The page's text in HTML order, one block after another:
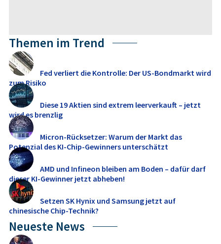
Themen im Trend
Fed verliert die Kontrolle: Der US-Bondmarkt wird
zum Risiko
Diese 19 Aktien sind extrem leerverkauft – jetzt
wird es brenzlig
Micron-Rücksetzer: Warum der Markt das
Potenzial des KI-Chip-Gewinners unterschätzt
AMD und Infineon bleiben am Boden – dafür darf
dieser KI-Gewinner jetzt abheben!
Setzen SK Hynix und Samsung jetzt auf
chinesische Chip-Technik?
Neueste News